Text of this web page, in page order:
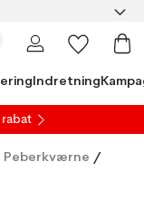
Indretning
Peberkværne /